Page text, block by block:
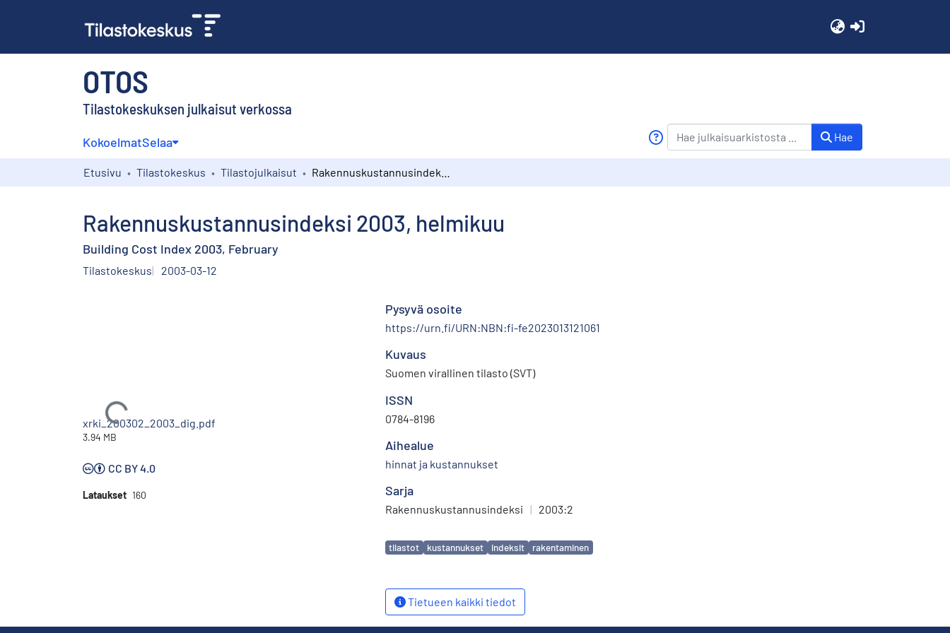
OTOS
Tilastokeskuksen julkaisut verkossa
KokoelmatSelaa Hae
Etusivu Tilastokeskus Tilastojulkaisut
Rakennuskustannusindeksi 2003, helmikuu
Building Cost Index 2003, February
Tilastokeskus 2003-03-12
Ladataan...
xrki_200302_2003_dig.pdf
3.94 MB
CC BY 4.0
Lataukset 160
Pysyvä osoite
https://urn.fi/URN:NBN:fi-fe2023013121061
Kuvaus
Suomen virallinen tilasto (SVT)
ISSN
0784-8196
Aihealue
hinnat ja kustannukset
Sarja
Rakennuskustannusindeksi | 2003:2
Avainsanat
tilastot kustannukset indeksit rakentaminen
Tietueen kaikki tiedot